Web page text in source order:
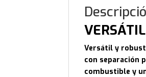
Versátil y
con separación
combustible y